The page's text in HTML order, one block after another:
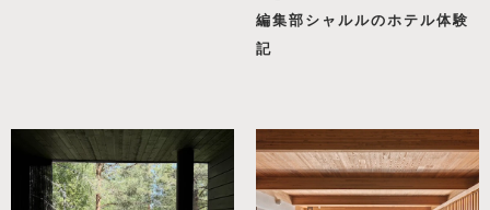
編集部シャルルのホテル体験
記